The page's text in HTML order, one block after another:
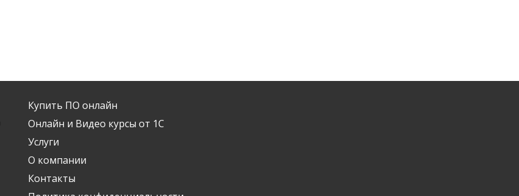
Купить ПО онлайн
Онлайн и Видео курсы от 1С
Услуги
О компании
Контакты